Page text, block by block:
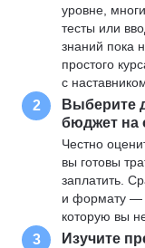
уровне,
тесты или
знаний пока
простого
с
2
Выберите
бюджет на
Честно
вы готовы
заплатить.
и формату —
которую вы
3 Изучите